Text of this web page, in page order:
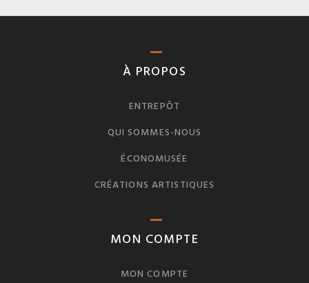
À PROPOS
ENTREPÔT
QUI SOMMES-NOUS
ÉCONOMUSÉE
CRÉATIONS ARTISTIQUES
MON COMPTE
MON COMPTE